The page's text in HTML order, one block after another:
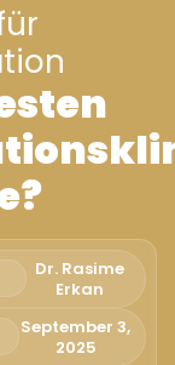
Français
Deutsch
Português
Español
Türkçe
Italiano
Română
Dr. Rasime
Erkan
September 3,
2025